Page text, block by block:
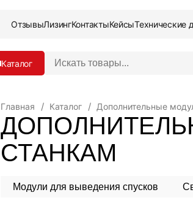
ОтзывыЛизингКонтактыКейсыТехнические
Каталог
В
и
т
а
о
Главная Каталог Дополнительные
СТАНКАМ
Модули для выведения спусков